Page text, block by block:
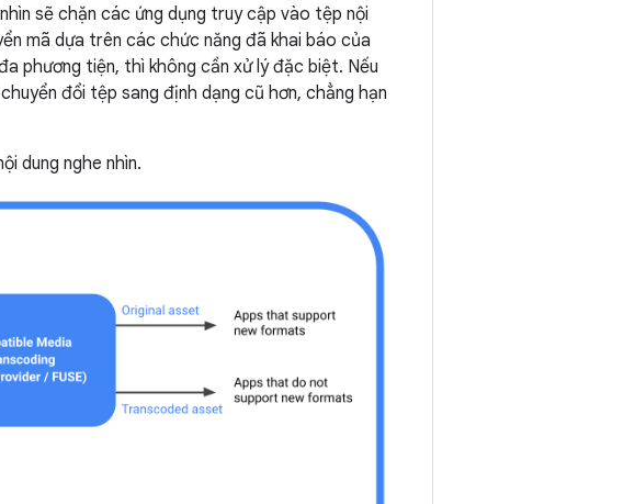
sẽ chặn các ứng dụng truy cập vào tệp nội
mã dựa trên các chức năng đã khai báo của
phương tiện, thì không cần xử lý đặc biệt. Nếu
đổi tệp sang định dạng cũ hơn, chẳng hạn
dung nghe nhìn.